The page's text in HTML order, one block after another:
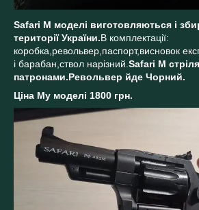
Safari M моделі виготовляються і
території України.В комплектації:
коробка,револьвер,паспорт,висновок
і барабан,ствол нарізний. Safari M
патронами.Револьвер йде Чорний.
Ціна Му моделі 1800 грн.